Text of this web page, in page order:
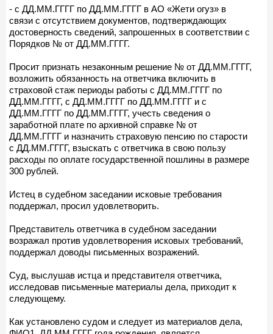
- с ДД.ММ.ГГГГ по ДД.ММ.ГГГГ в АО «Жети огуз» в
связи с отсутствием документов, подтверждающих
достоверность сведений, запрошенных в соответствии с
Порядков № от ДД.ММ.ГГГГ.
Просит признать незаконным решение № от ДД.ММ.ГГГГ,
возложить обязанность на ответчика включить в
страховой стаж периоды работы с ДД.ММ.ГГГГ по
ДД.ММ.ГГГГ, с ДД.ММ.ГГГГ по ДД.ММ.ГГГГ и с
ДД.ММ.ГГГГ по ДД.ММ.ГГГГ, учесть сведения о
заработной плате по архивной справке № от
ДД.ММ.ГГГГ и назначить страховую пенсию по старости
с ДД.ММ.ГГГГ, взыскать с ответчика в свою пользу
расходы по оплате государственной пошлины в размере
300 рублей.
Истец в судебном заседании исковые требования
поддержал, просил удовлетворить.
Представитель ответчика в судебном заседании
возражал против удовлетворения исковых требований,
поддержал доводы письменных возражений.
Суд, выслушав истца и представителя ответчика,
исследовав письменные материалы дела, приходит к
следующему.
Как установлено судом и следует из материалов дела,